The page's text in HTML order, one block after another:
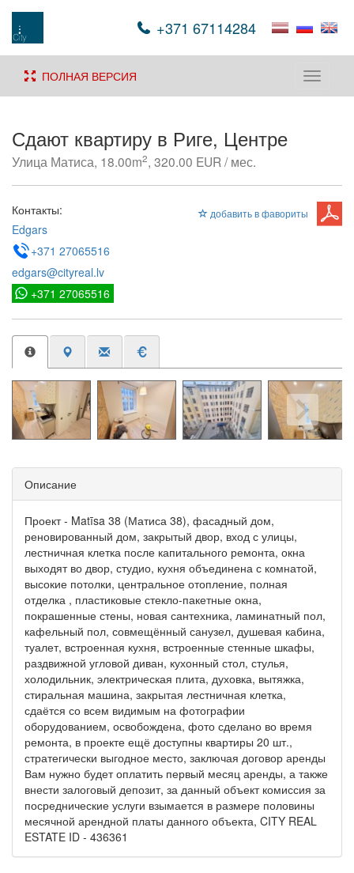
+371 67114284
Toggle
ПОЛНАЯ ВЕРСИЯ
Сдают квартиру в Риге, Центре
Улица Матиса, 18.00m2, 320.00 EUR / мес.
добавить в фавориты
Контакты:
Edgars
+371 27065516
edgars@cityreal.lv
+371 27065516
Описание
Проект - Matīsa 38 (Матиса 38), фасадный дом,
реновированный дом, закрытый двор, вход с улицы,
лестничная клетка после капитального ремонта, окна
выходят во двор, студио, кухня объединена с комнатой,
высокие потолки, центральное отопление, полная
отделка , пластиковые стекло-пакетные окна,
покрашенные стены, новая сантехника, ламинатный пол,
кафельный пол, совмещённый санузел, душевая кабина,
туалет, встроенная кухня, встроенные стенные шкафы,
раздвижной угловой диван, кухонный стол, стулья,
холодильник, электрическая плита, духовка, вытяжка,
стиральная машина, закрытая лестничная клетка,
сдаётся со всем видимым на фотографии
оборудованием, освобождена, фото сделано во время
ремонта, в проекте ещё доступны квартиры 20 шт.,
стратегически выгодное место, заключая договор аренды
Вам нужно будет оплатить первый месяц аренды, а также
внести залоговый депозит, за данный объект комиссия за
посреднические услуги взымается в размере половины
месячной арендной платы данного объекта, CITY REAL
ESTATE ID - 436361